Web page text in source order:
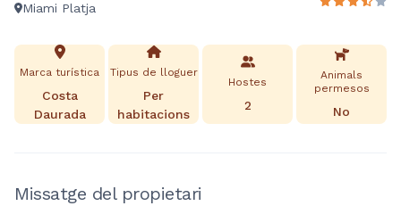
Miami Platja
Marca turística
Costa
Daurada
Tipus de lloguer
Per
habitacions
Hostes
2
Animals
permesos
No
Missatge del propietari